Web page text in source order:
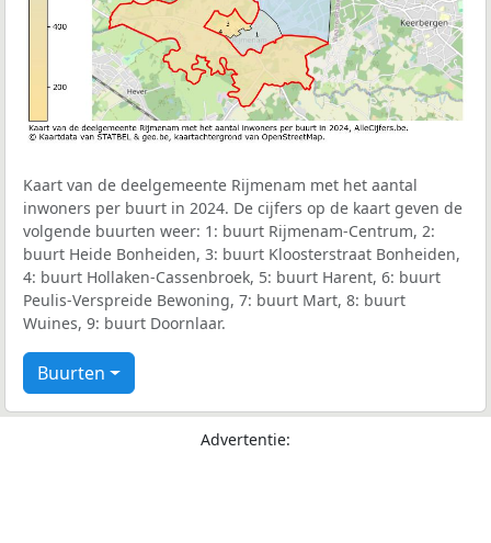
Kaart van de deelgemeente Rijmenam met het aantal
inwoners per buurt in 2024. De cijfers op de kaart geven de
volgende buurten weer: 1: buurt Rijmenam-Centrum, 2:
buurt Heide Bonheiden, 3: buurt Kloosterstraat Bonheiden,
4: buurt Hollaken-Cassenbroek, 5: buurt Harent, 6: buurt
Peulis-Verspreide Bewoning, 7: buurt Mart, 8: buurt
Wuines, 9: buurt Doornlaar.
Buurten
Advertentie: